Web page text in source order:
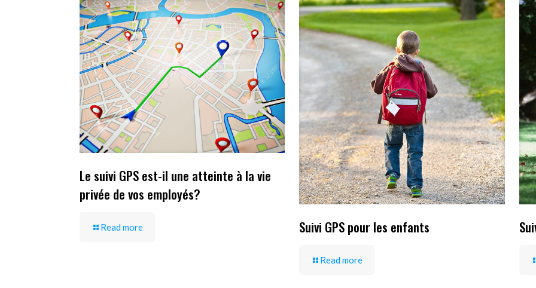
Le suivi GPS est-il une atteinte à la vie
privée de vos employés?
Read more Suivi GPS pour les enfants
Read more